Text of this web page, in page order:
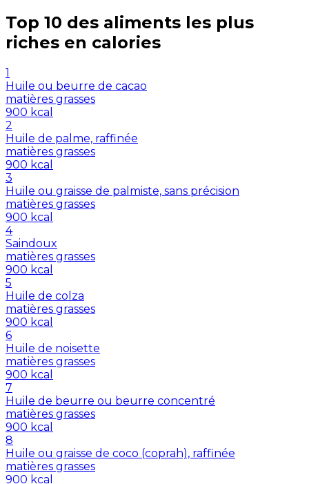
Top 10 des aliments les plus
riches en calories
1
Huile ou beurre de cacao
matières grasses
900 kcal
2
Huile de palme, raffinée
matières grasses
900 kcal
3
Huile ou graisse de palmiste, sans précision
matières grasses
900 kcal
4
Saindoux
matières grasses
900 kcal
5
Huile de colza
matières grasses
900 kcal
6
Huile de noisette
matières grasses
900 kcal
7
Huile de beurre ou beurre concentré
matières grasses
900 kcal
8
Huile ou graisse de coco (coprah), raffinée
matières grasses
900 kcal